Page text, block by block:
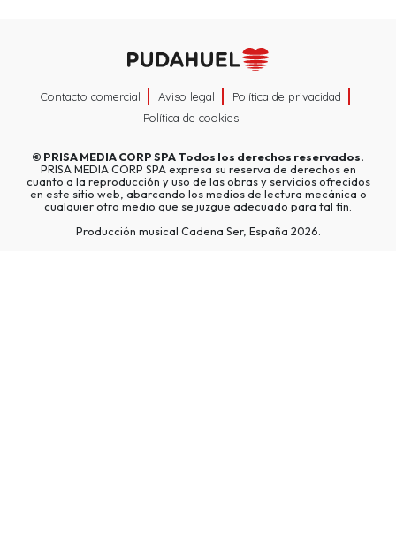
Contacto comercial Aviso legal
Política de privacidad
Política de cookies
© PRISA MEDIA CORP SPATodos los derechos reservados.
PRISA MEDIA CORP SPA expresa su reserva de derechos en
cuanto a la reproducción y uso de las obras y servicios ofrecidos
en este sitio web, abarcando los medios de lectura mecánica o
cualquier otro medio que se juzgue adecuado para tal fin.
Producción musical Cadena Ser, España 2026.